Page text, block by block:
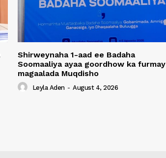
Shirweynaha 1-aad ee Badaha
Soomaaliya ayaa goordhow ka furmay
magaalada Muqdisho
Leyla Aden - August 4, 2026